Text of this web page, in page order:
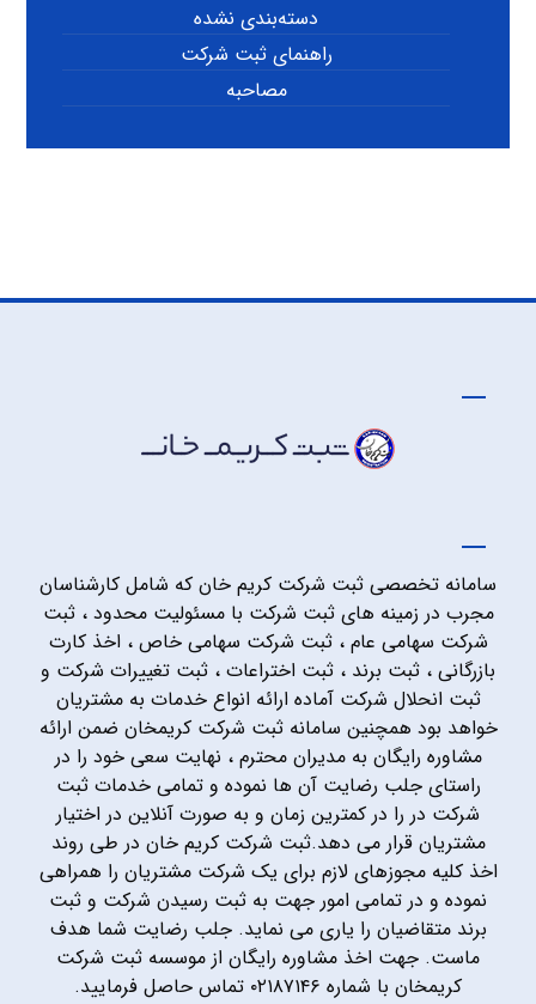
دسته‌بندی نشده
راهنمای ثبت شرکت
مصاحبه
سامانه تخصصی ثبت شرکت کریم خان که شامل کارشناسان
مجرب در زمینه های ثبت شرکت با مسئولیت محدود ، ثبت
شرکت سهامی عام ، ثبت شرکت سهامی خاص ، اخذ کارت
بازرگانی ، ثبت برند ، ثبت اختراعات ، ثبت تغییرات شرکت و
ثبت انحلال شرکت آماده ارائه انواع خدمات به مشتریان
خواهد بود همچنین سامانه ثبت شرکت کریمخان ضمن ارائه
مشاوره رایگان به مدیران محترم ، نهایت سعی خود را در
راستای جلب رضایت آن ها نموده و تمامی خدمات ثبت
شرکت در را در کمترین زمان و به صورت آنلاین در اختیار
مشتریان قرار می دهد.ثبت شرکت کریم خان در طی روند
اخذ کلیه مجوزهای لازم برای یک شرکت مشتریان را همراهی
نموده و در تمامی امور جهت به ثبت رسیدن شرکت و ثبت
برند متقاضیان را یاری می نماید. جلب رضایت شما هدف
ماست. جهت اخذ مشاوره رایگان از موسسه ثبت شرکت
کریمخان با شماره ۰۲۱۸۷۱۴۶ تماس حاصل فرمایید.